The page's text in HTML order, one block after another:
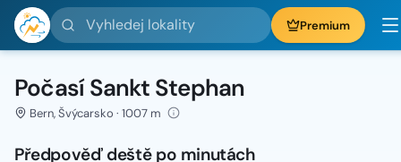
Vyhledej lokality Premium
Počasí Sankt Stephan
Bern, Švýcarsko · 1007 m
Předpověď deště po minutách